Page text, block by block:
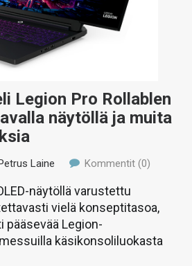
Legion Pro Rollablen
näytöllä ja muita
Petrus Laine Kommentit (0)
näytöllä varustettu
vielä konseptitasoa,
Legion-
käsikonsoliluokasta